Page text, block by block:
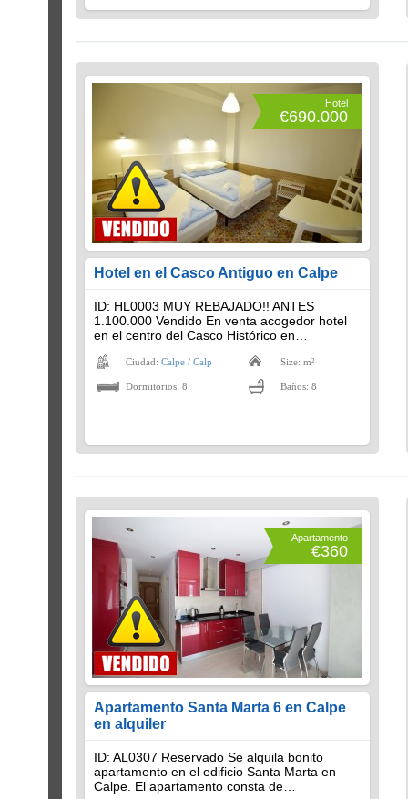
Hotel
€690.000
Hotel en el Casco Antiguo en Calpe
ID: HL0003 MUY REBAJADO!! ANTES
1.100.000 Vendido En venta acogedor hotel
en el centro del Casco Histórico en…
Ciudad: Calpe / Calp Size: m²
Dormitorios: 8 Baños: 8
Apartamento
€360
Apartamento Santa Marta 6 en Calpe
en alquiler
ID: AL0307 Reservado Se alquila bonito
apartamento en el edificio Santa Marta en
Calpe. El apartamento consta de…